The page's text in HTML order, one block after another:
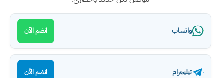
واتساب انضم الآن
تيليجرام انضم الآن